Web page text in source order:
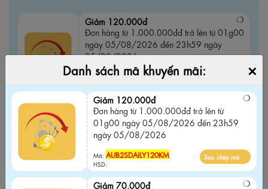
Giảm 120.000đ
Đơn hàng từ 1.000.000đđ trở lên từ 01g00
ngày 05/08/2026 đến 23h59 ngày
05/08/2026
HSD:
Giảm 70.000đ
Đơn hàng từ 500.000đ trở lên từ 01g00
ngày 06/08/2026 đến 23h59 ngày
31/08/2026
AUB2SDAILY70KM
HSD:
Sao chép mã
Danh sách mã khuyến mãi: ×
Giảm 120.000đ
Đơn hàng từ 1.000.000đđ trở lên từ
01g00 ngày 05/08/2026 đến 23h59
ngày 05/08/2026
Mã: AUB2SDAILY120KM
HSD:
Sao chép mã
Giảm 70.000đ